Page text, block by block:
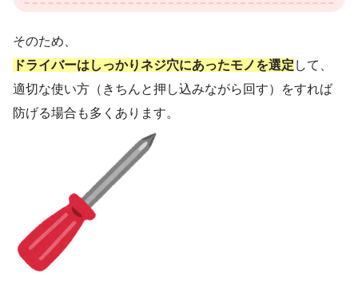
そのため、
ドライバーはしっかりネジ穴にあったモノを選定 して、
適切な使い方（きちんと押し込みながら回す）をすれば
防げる場合も多くあります。